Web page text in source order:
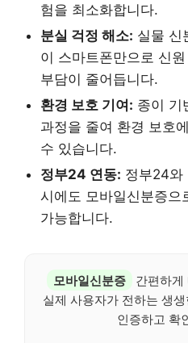
험을 최소화합니다.
분실 걱정 해소: 실물 신
이 스마트폰만으로 신
부담이 줄어듭니다.
환경 보호 기여: 종이 기
과정을 줄여 환경 보호
수 있습니다.
정부24 연동: 정부24와
시에도 모바일신분증으
가능합니다.
모바일신분증
간편하게
실제 사용자가 전하는 생
인증하고 확